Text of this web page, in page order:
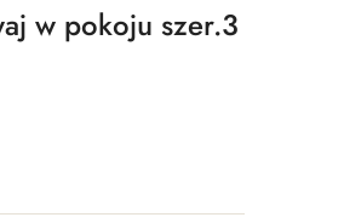
w pokoju szer.3